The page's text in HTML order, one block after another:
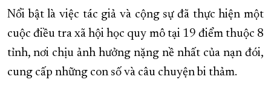
Nổi bật là việc tác giả và cộng sự đã thực hiện một
cuộc điều tra xã hội học quy mô tại 19 điểm thuộc 8
tỉnh, nơi chịu ảnh hưởng nặng nề nhất của nạn đói,
cung cấp những con số và câu chuyện bi thảm.